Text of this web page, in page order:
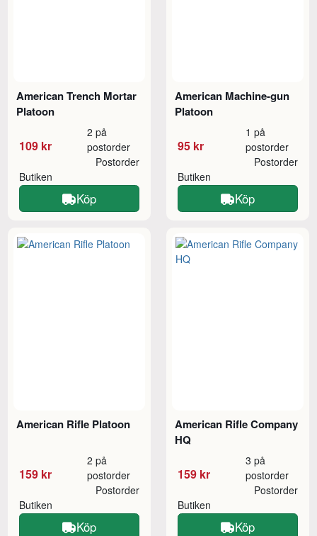
American Trench Mortar
Platoon
109 kr
2 på
postorder
Butiken
Postorder
Köp
American Machine-gun
Platoon
95 kr
1 på
postorder
Butiken
Postorder
Köp
American Rifle Platoon
159 kr
2 på
postorder
Butiken
Postorder
Köp
American Rifle Company
HQ
159 kr
3 på
postorder
Butiken
Postorder
Köp